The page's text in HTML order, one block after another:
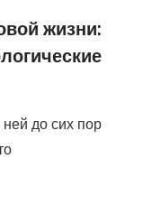
жизни:
до сих пор